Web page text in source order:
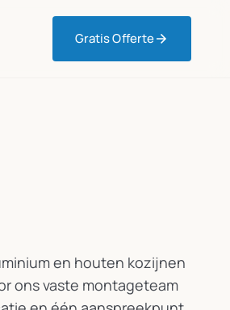
Gratis Offerte
en houten kozijnen
ons vaste montageteam